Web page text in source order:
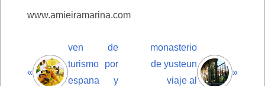
www.amieiramarina.com
«
ven de
turismo por
espana y
monasterio
de yusteun
viaje al
»